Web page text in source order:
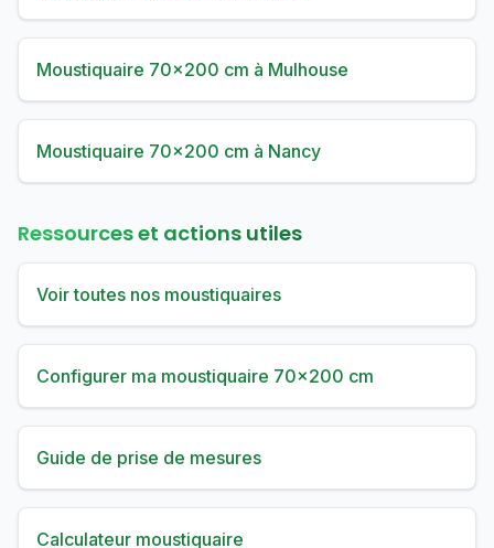
Moustiquaire 70×200 cm à Mulhouse
Moustiquaire 70×200 cm à Nancy
Ressources et actions utiles
Voir toutes nos moustiquaires
Configurer ma moustiquaire 70×200 cm
Guide de prise de mesures
Calculateur moustiquaire